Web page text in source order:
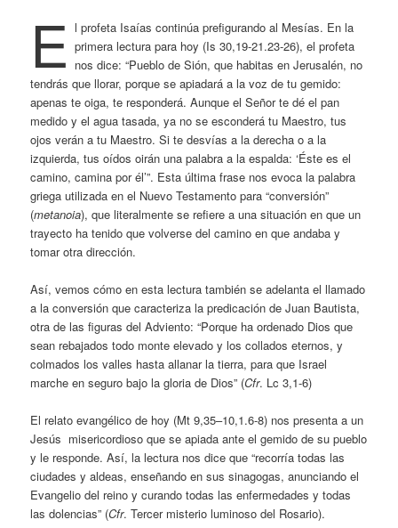
E l profeta Isaías continúa prefigurando al Mesías. En la
primera lectura para hoy (Is 30,19-21.23-26), el profeta
nos dice: “Pueblo de Sión, que habitas en Jerusalén, no
tendrás que llorar, porque se apiadará a la voz de tu gemido:
apenas te oiga, te responderá. Aunque el Señor te dé el pan
medido y el agua tasada, ya no se esconderá tu Maestro, tus
ojos verán a tu Maestro. Si te desvías a la derecha o a la
izquierda, tus oídos oirán una palabra a la espalda: ‘Éste es el
camino, camina por él’”. Esta última frase nos evoca la palabra
griega utilizada en el Nuevo Testamento para “conversión”
(metanoia), que literalmente se refiere a una situación en que un
trayecto ha tenido que volverse del camino en que andaba y
tomar otra dirección.
Así, vemos cómo en esta lectura también se adelanta el llamado
a la conversión que caracteriza la predicación de Juan Bautista,
otra de las figuras del Adviento: “Porque ha ordenado Dios que
sean rebajados todo monte elevado y los collados eternos, y
colmados los valles hasta allanar la tierra, para que Israel
marche en seguro bajo la gloria de Dios” (Cfr. Lc 3,1-6)
El relato evangélico de hoy (Mt 9,35–10,1.6-8) nos presenta a un
Jesús misericordioso que se apiada ante el gemido de su pueblo
y le responde. Así, la lectura nos dice que “recorría todas las
ciudades y aldeas, enseñando en sus sinagogas, anunciando el
Evangelio del reino y curando todas las enfermedades y todas
las dolencias” (Cfr. Tercer misterio luminoso del Rosario).